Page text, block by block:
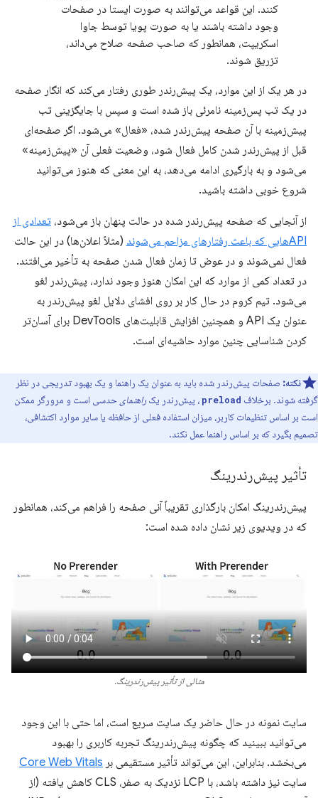
کنند. این قواعد می‌توانند به صورت ایستا در صفحات
وجود داشته باشند یا به صورت پویا توسط جاوا
اسکریپت، همانطور که صاحب صفحه صلاح می‌داند،
تزریق شوند.
در هر یک از این موارد، یک پیش‌رندر طوری رفتار می‌کند که انگار صفحه
در یک تب پس‌زمینه نامرئی باز شده است و سپس با جایگزینی تب
پیش‌زمینه با آن صفحه پیش‌رندر شده، «فعال» می‌شود. اگر صفحه‌ای
قبل از پیش‌رندر شدن کامل فعال شود، وضعیت فعلی آن «پیش‌زمینه»
می‌شود و به بارگیری ادامه می‌دهد، به این معنی که هنوز می‌توانید
شروع خوبی داشته باشید.
از آنجایی که صفحه پیش‌رندر شده در حالت پنهان باز می‌شود، تعدادی از
APIهایی که باعث رفتارهای مزاحم می‌شوند
(مثلاً اعلان‌ها) در این حالت
فعال نمی‌شوند و در عوض تا زمان فعال شدن صفحه به تأخیر می‌افتند.
در تعداد کمی از موارد که این امکان هنوز وجود ندارد، پیش‌رندر لغو
می‌شود. تیم کروم در حال کار بر روی افشای دلایل لغو پیش‌رندر به
عنوان یک API و همچنین افزایش قابلیت‌های DevTools برای آسان‌تر
کردن شناسایی چنین موارد حاشیه‌ای است.
نکته: صفحات پیش‌رندر شده باید به عنوان یک راهنما و یک بهبود تدریجی در نظر
گرفته شوند. برخلاف preload ، پیش‌رندر یک راهنمای حدسی است و مرورگر ممکن
است بر اساس تنظیمات کاربر، میزان استفاده فعلی از حافظه یا سایر موارد اکتشافی،
تصمیم بگیرد که بر اساس راهنما عمل نکند.
تأثیر پیش‌رندرینگ
پیش‌رندرینگ امکان بارگذاری تقریباً آنی صفحه را فراهم می‌کند، همانطور
که در ویدیوی زیر نشان داده شده است:
مثالی از تأثیر پیش‌رندرینگ.
سایت نمونه در حال حاضر یک سایت سریع است، اما حتی با این وجود
می‌توانید ببینید که چگونه پیش‌رندرینگ تجربه کاربری را بهبود
می‌بخشد. بنابراین، این می‌تواند تأثیر مستقیمی بر Core Web Vitals
سایت نیز داشته باشد، با LCP نزدیک به صفر، CLS کاهش یافته (از